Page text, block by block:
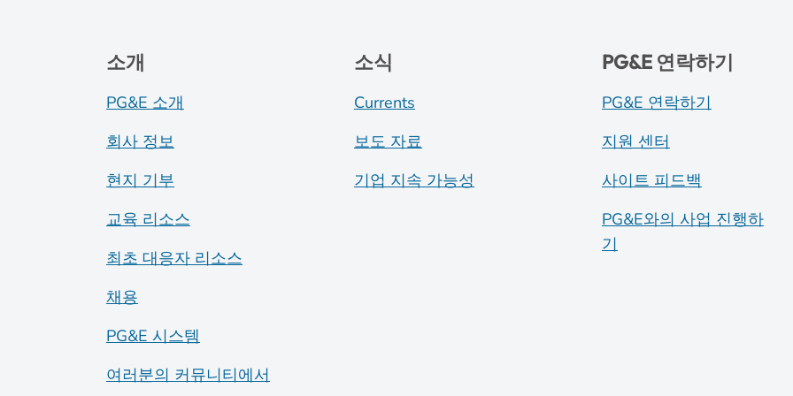
소개
PG&E 소개
회사 정보
현지 기부
교육 리소스
최초 대응자 리소스
채용
PG&E 시스템
여러분의 커뮤니티에서
소식
Currents
보도 자료
기업 지속 가능성
PG&E 연락하기
PG&E 연락하기
지원 센터
사이트 피드백
PG&E와의 사업 진행하
기